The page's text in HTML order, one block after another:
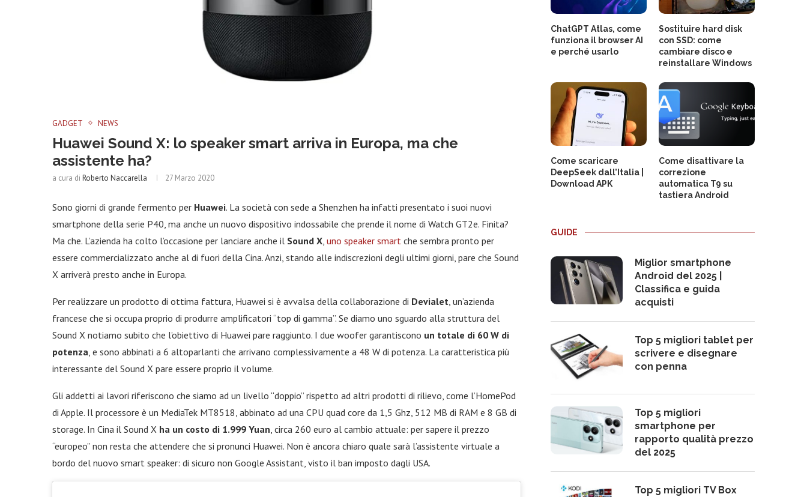
GADGET NEWS
Huawei Sound X: lo speaker smart arriva in Europa, ma che
assistente ha?
a cura di Roberto Naccarella 27 Marzo 2020
Sono giorni di grande fermento per Huawei. La società con sede a Shenzhen ha infatti presentato i suoi nuovi
smartphone della serie P40, ma anche un nuovo dispositivo indossabile che prende il nome di Watch GT2e. Finita?
Ma che. L’azienda ha colto l’occasione per lanciare anche il Sound X uno speaker smart che sembra pronto per
essere commercializzato anche al di fuori della Cina. Anzi, stando alle indiscrezioni degli ultimi giorni, pare che Sound
X arriverà presto anche in Europa.
Per realizzare un prodotto di ottima fattura, Huawei si è avvalsa della collaborazione di Devialet , un’azienda
francese che si occupa proprio di produrre amplificatori “top di gamma”. Se diamo uno sguardo alla struttura del
Sound X notiamo subito che l’obiettivo di Huawei pare raggiunto. I due woofer garantiscono un totale di 60 W di
potenza , e sono abbinati a 6 altoparlanti che arrivano complessivamente a 48 W di potenza. La caratteristica più
interessante del Sound X pare essere proprio il volume.
Gli addetti ai lavori riferiscono che siamo ad un livello “doppio” rispetto ad altri prodotti di rilievo, come l’HomePod
di Apple. Il processore è un MediaTek MT8518, abbinato ad una CPU quad core da 1,5 Ghz, 512 MB di RAM e 8 GB di
storage. In Cina il Sound X ha un costo di 1.999 Yuan , circa 260 euro al cambio attuale: per sapere il prezzo
“europeo” non resta che attendere che si pronunci Huawei. Non è ancora chiaro quale sarà l’assistente virtuale a
bordo del nuovo smart speaker: di sicuro non Google Assistant, visto il ban imposto dagli USA.
ChatGPT Atlas, come
funziona il browser AI
e perché usarlo
Sostituire hard disk
con SSD: come
cambiare disco e
reinstallare Windows
Come scaricare
DeepSeek dall’Italia |
Download APK
Come disattivare la
correzione
automatica T9 su
tastiera Android
GUIDE
Miglior smartphone
Android del 2025 |
Classifica e guida
acquisti
Top 5 migliori tablet per
scrivere e disegnare
con penna
Top 5 migliori
smartphone per
rapporto qualità prezzo
del 2025
Top 5 migliori TV Box